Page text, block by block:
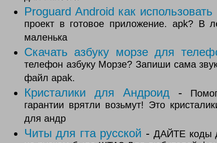
Proguard Android как использовать
проект в готовое приложение. apk? В
маленька
Скачать азбуку морзе для
телефон азбуку Морзе? Запиши сама
файл apak.
Кристалики для Андроид-
гарантии врятли возьмут! Это
для андр
Читы для гта русской -ДАЙТЕ коды